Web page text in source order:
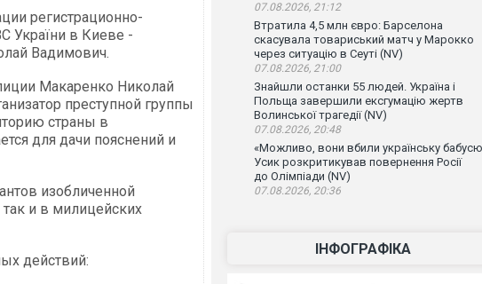
регистрационно-
України в Киеве -
Вадимович.
Макаренко Николай
преступной группы
страны в
для дачи пояснений и
изобличенной
и в милицейских
действий:
07.08.2026, 21:12
Втратила 4,5 млн євро: Барселона
скасувала товариський матч у Марокко
через ситуацію в Сеуті (NV)
07.08.2026, 21:00
Знайшли останки 55 людей. Україна і
Польща завершили ексгумацію жертв
Волинської трагедії (NV)
07.08.2026, 20:48
«Можливо, вони вбили українську
Усик розкритикував повернення Росії
до Олімпіади (NV)
07.08.2026, 20:36
ІНФОГРАФІКА